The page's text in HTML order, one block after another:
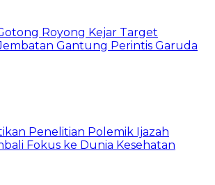
Royong Kejar Target
Gantung Perintis Garuda
Penelitian Polemik Ijazah
Fokus ke Dunia Kesehatan